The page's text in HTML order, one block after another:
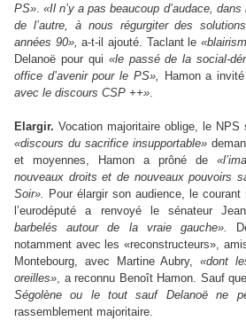
PS».«Il n’y a pas beaucoup d’audace,
de l’autre, à nous régurgiter des
années 90», a-t-il ajouté. Taclant le
Delanoë pour qui «le passé de la social-
office d’avenir pour le PS»,
Hamon a
avec le discours CSP ++».
Elargir. Vocation majoritaire oblige, le NPS
«discours du sacrifice insupportable»
et moyennes, Hamon a prôné de
nouveaux droits et de nouveaux pouvoirs
Soir». Pour élargir son audience, le
l’eurodéputé a renvoyé le sénateur
barbelés autour de la vraie gauche».
notamment avec les «reconstructeurs»,
Montebourg, avec Martine Aubry,«dont
oreilles», a reconnu Benoît Hamon. Sauf
Ségolène ou le tout sauf Delanoë ne
rassemblement majoritaire.